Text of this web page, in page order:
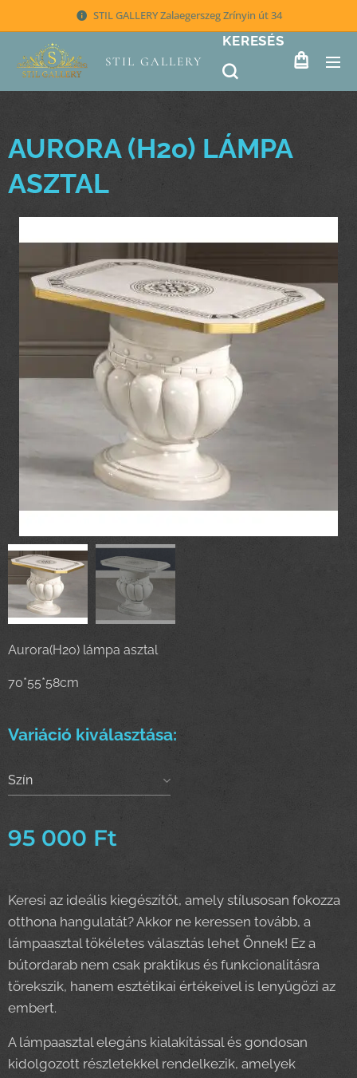
STIL GALLERY Zalaegerszeg Zrínyin út 34
STIL GALLERY
KERESÉS
AURORA (H2o) LÁMPA
ASZTAL
Aurora(H2o) lámpa asztal
70*55*58cm
Variáció kiválasztása:
Szín
95 000 Ft
Keresi az ideális kiegészítőt, amely stílusosan fokozza
otthona hangulatát? Akkor ne keressen tovább, a
lámpaasztal tökéletes választás lehet Önnek! Ez a
bútordarab nem csak praktikus és funkcionalitásra
törekszik, hanem esztétikai értékeivel is lenyűgözi az
embert.
A lámpaasztal elegáns kialakítással és gondosan
kidolgozott részletekkel rendelkezik, amelyek